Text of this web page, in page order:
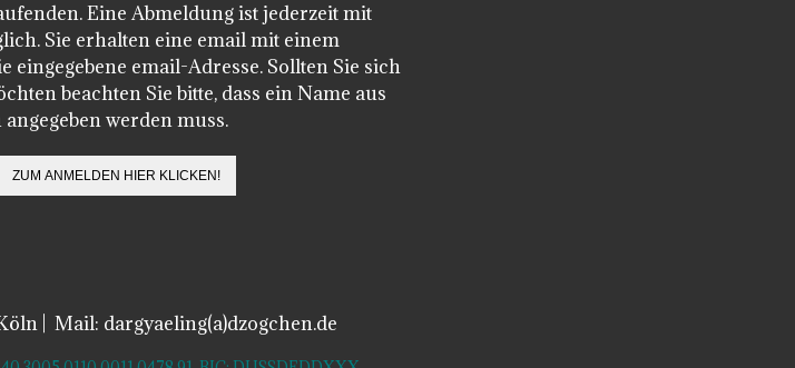
Eine Abmeldung ist jederzeit mit
Sie erhalten eine email mit einem
email-Adresse. Sollten Sie sich
beachten Sie bitte, dass ein Name aus
werden muss.
| Mail: dargyaeling(a)dzogchen.de